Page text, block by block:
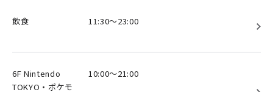
飲食 11:30～23:00
6F Nintendo
TOKYO・ポケモ
10:00～21:00